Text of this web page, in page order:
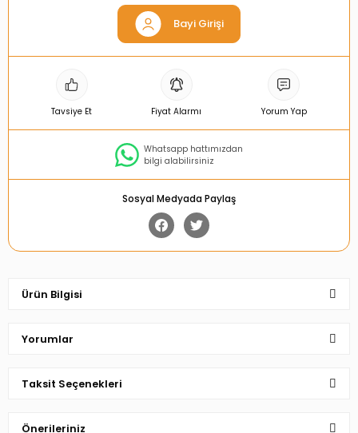
Bayi Girişi
Tavsiye Et Fiyat Alarmı Yorum Yap
Whatsapp hattımızdan
bilgi alabilirsiniz
Sosyal Medyada Paylaş
Ürün Bilgisi
Yorumlar
Taksit Seçenekleri
Önerileriniz